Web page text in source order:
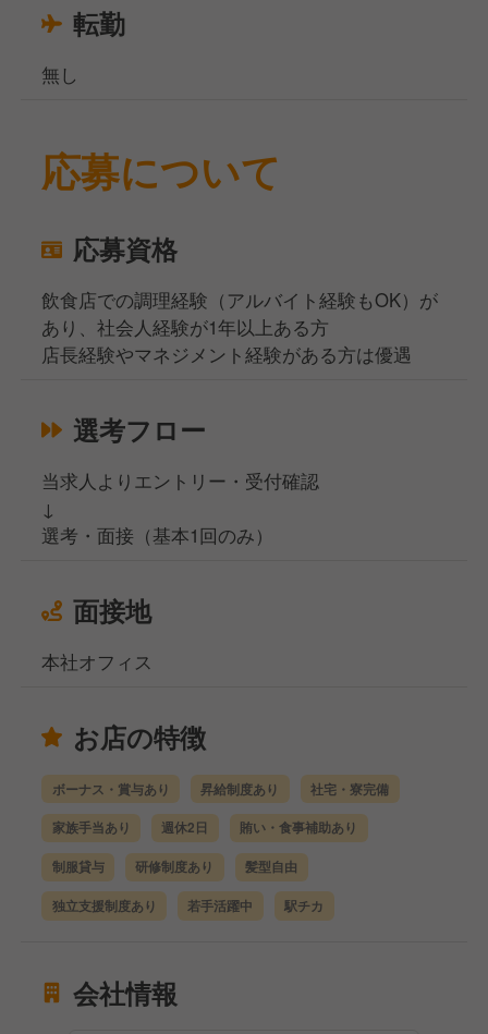
転勤
無し
応募について
応募資格
飲食店での調理経験（アルバイト経験もOK）が
あり、社会人経験が1年以上ある方
店長経験やマネジメント経験がある方は優遇
選考フロー
当求人よりエントリー・受付確認
↓
選考・面接（基本1回のみ）
面接地
本社オフィス
お店の特徴
ボーナス・賞与あり 昇給制度あり 社宅・寮完備
家族手当あり 週休2日 賄い・食事補助あり
制服貸与 研修制度あり 髪型自由
独立支援制度あり 若手活躍中 駅チカ
会社情報